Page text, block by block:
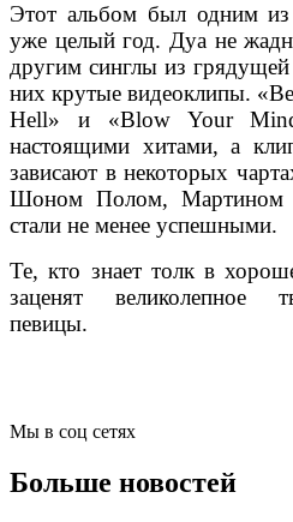
Этот альбом был одним
уже целый год. Дуа не
другим синглы из
них крутые видеоклипы.
Hell» и «Blow Your
настоящими хитами, а
зависают в некоторых
Шоном Полом, Мартином
стали не менее успешными.
Те, кто знает толк в
заценят великолепное
певицы.
Мы в соц сетях
Больше новостей